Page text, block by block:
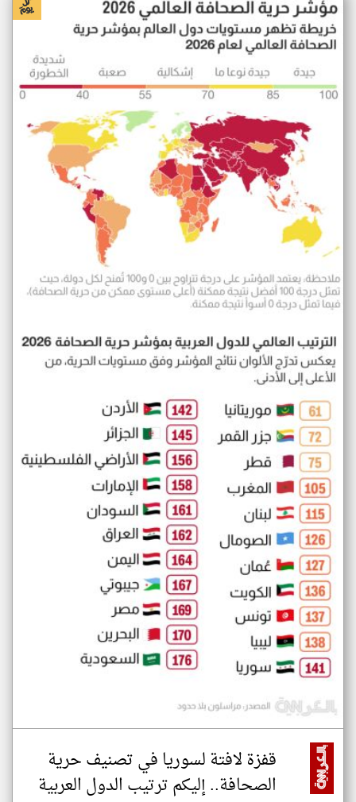
قفزة لافتة لسوريا في تصنيف حرية
الصحافة.. إليكم ترتيب الدول العربية